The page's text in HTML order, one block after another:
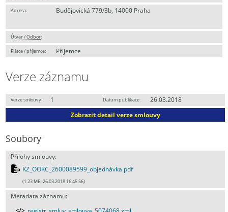
Adresa: Budějovická 779/3b, 14000 Praha
Útvar / Odbor:
Plátce / příjemce: Příjemce
Verze záznamu
Verze smlouvy: 1 Datum publikace:
26.03.2018
Zobrazit detail verze smlouvy
Soubory
Přílohy smlouvy:
KZ_OOKC_2600089599_objednávka.pdf
(1.23 MB, 26.03.2018 16:45:56)
Metadata záznamu: